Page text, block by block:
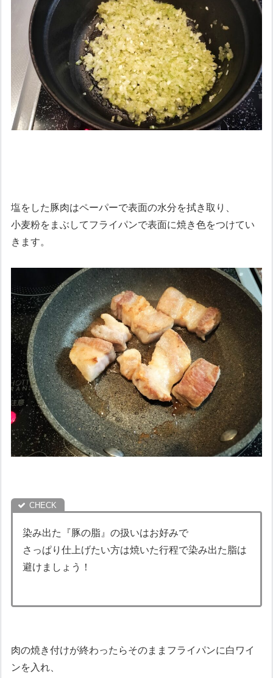
塩をした豚肉はペーパーで表面の水分を拭き取り、
小麦粉をまぶしてフライパンで表面に焼き色をつけてい
きます。
染み出た『豚の脂』の扱いはお好みで
さっぱり仕上げたい方は焼いた行程で染み出た脂は
避けましょう！
肉の焼き付けが終わったらそのままフライパンに白ワイ
ンを入れ、